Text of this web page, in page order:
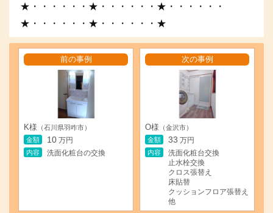
★・・・・・・★・・・・・・★・・・・・・
★・・・・・・★・・・・・・★
前の事例
K様 （石川県羽咋市）
金額
10 万円
内容
洗面化粧台の交換
次の事例
O様 （金沢市）
金額
33 万円
内容
洗面化粧台交換
止水栓交換
クロス張替え
床貼替
クッションフロア張替え
他